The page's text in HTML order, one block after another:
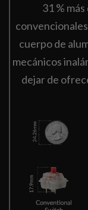
31 %
cuerpo de
mecánicos
dejar de